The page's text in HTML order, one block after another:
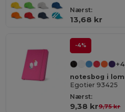
Nærst:
13,68 kr
-4%
+4
Egotier 93425
Nærst:
9,38 kr9,75 kr